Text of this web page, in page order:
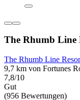
The Rhumb Line
The Rhumb Line
9,7 km von Fortunes
7,8/10
Gut
(956 Bewertungen)